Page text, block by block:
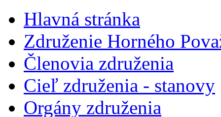
Hlavná stránka
Združenie Horného
Členovia združenia
Cieľ združenia - stanovy
Orgány združenia